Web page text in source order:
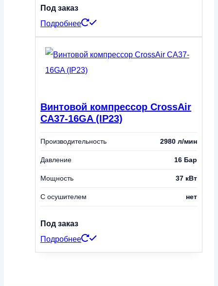
Под заказ
Подробнее
Винтовой компрессор CrossAir
CA37-16GA (IP23)
Производительность 2980 л/мин
Давление 16 Бар
Мощность 37 кВт
С осушителем нет
Под заказ
Подробнее